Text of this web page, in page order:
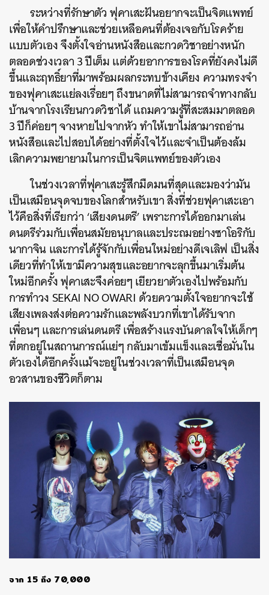
ระหว่างที่รักษาตัว ฟุคาเสะฝันอยากจะเป็นจิตแพทย์
เพื่อให้คำปรึกษาและช่วยเหลือคนที่ต้องเจอกับโรคร้าย
แบบตัวเอง จึงตั้งใจอ่านหนังสือและกวดวิชาอย่างหนัก
ตลอดช่วงเวลา 3 ปีเต็ม แต่ด้วยอาการของโรคที่ยังคงไม่ดี
ขึ้นและฤทธิ์ยาที่มาพร้อมผลกระทบข้างเคียง ความทรงจำ
ของฟุคาเสะแย่ลงเรื่อยๆ ถึงขนาดที่ไม่สามารถจำทางกลับ
บ้านจากโรงเรียนกวดวิชาได้ แถมความรู้ที่สะสมมาตลอด
3 ปีก็ค่อยๆ จางหายไปจากหัวทำให้เขาไม่สามารถอ่าน
หนังสือและไปสอบได้อย่างที่ตั้งใจไว้และจำเป็นต้องล้ม
เลิกความพยายามในการเป็นจิตแพทย์ของตัวเอง
ในช่วงเวลาที่ฟุคาเสะรู้สึกมืดมนที่สุดและมองว่ามัน
เป็นเสมือนจุดจบของโลกสำหรับเขา สิ่งที่ช่วยฟุคาเสะเอา
ไว้คือสิ่งที่เรียกว่า ‘เสียงดนตรี’เพราะการได้ออกมาเล่น
ดนตรีร่วมกับเพื่อนสมัยอนุบาลและประถมอย่างซาโอริกับ
นากาจิน และการได้รู้จักกับเพื่อนใหม่อย่างดีเจเลิฟ เป็นสิ่ง
เดียวที่ทำให้เขามีความสุขและอยากจะลุกขึ้นมาเริ่มต้น
ใหม่อีกครั้ง ฟุคาเสะจึงค่อยๆ เยียวยาตัวเองไปพร้อมกับ
การทำวง SEKAI NO OWARI ด้วยความตั้งใจอยากจะใช้
เสียงเพลงส่งต่อความรักและพลังบวกที่เขาได้รับจาก
เพื่อนๆ และการเล่นดนตรี เพื่อสร้างแรงบันดาลใจให้เด็กๆ
ที่ตกอยู่ในสถานการณ์แย่ๆ กลับมาเข้มแข็งและเชื่อมั่นใน
ตัวเองได้อีกครั้งแม้จะอยู่ในช่วงเวลาที่เป็นเสมือนจุด
อวสานของชีวิตก็ตาม
จาก 15 ถึง 70,000